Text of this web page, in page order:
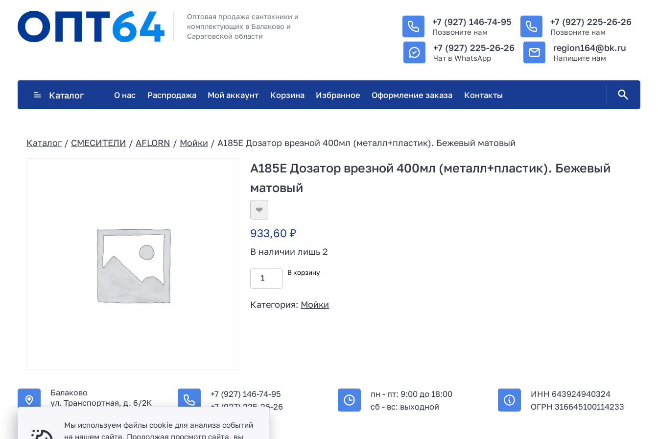
Оптовая продажа сантехники и
комплектующих в Балаково и
Саратовской области
+7 (927) 146-74-95
Позвоните нам
+7 (927) 225-26-26
Позвоните нам
+7 (927) 225-26-26
Чат в WhatsApp
region164@bk.ru
Напишите нам
Каталог О нас Распродажа Мой аккаунт Корзина Избранное Оформление заказа Контакты
Каталог / СМЕСИТЕЛИ / AFLORN / Мойки / A185E Дозатор врезной 400мл (металл+пластик). Бежевый матовый
A185E Дозатор врезной 400мл (металл+пластик). Бежевый
матовый
❤
933,60₽
В наличии лишь 2
В корзину
Категория: Мойки
Балаково
ул. Транспортная, д. 6/2К
+7 (927) 146-74-95
+7 (927) 225-26-26
пн - пт: 9:00 до 18:00
сб - вс: выходной
ИНН 643924940324
ОГРН 316645100114233
Мы используем файлы cookie для анализа событий
на нашем сайте. Продолжая просмотр сайта, вы